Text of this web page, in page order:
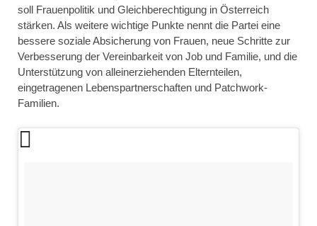
soll Frauenpolitik und Gleichberechtigung in Österreich
stärken. Als weitere wichtige Punkte nennt die Partei eine
bessere soziale Absicherung von Frauen, neue Schritte zur
Verbesserung der Vereinbarkeit von Job und Familie, und die
Unterstützung von alleinerziehenden Elternteilen,
eingetragenen Lebenspartnerschaften und Patchwork-
Familien.